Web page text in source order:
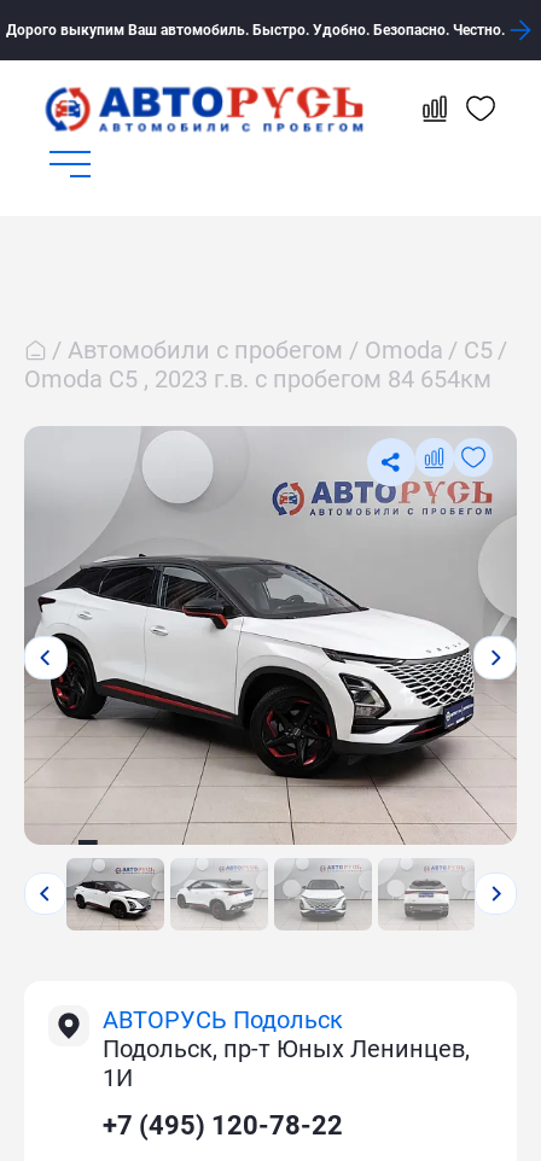
Дорого выкупим Ваш автомобиль. Быстро. Удобно. Безопасно. Честно.
Автомобили с пробегом Omoda
C5
Omoda C5 , 2023 г.в. с пробегом 84 654км
АВТОРУСЬ Подольск
Подольск, пр-т Юных Ленинцев,
1И
+7 (495) 120-78-22